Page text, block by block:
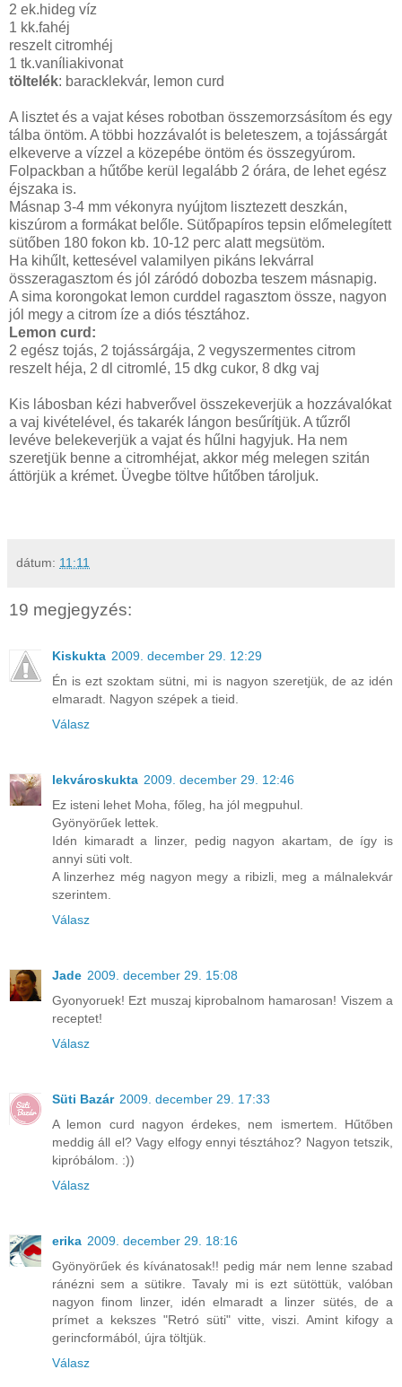
2 ek.hideg víz
1 kk.fahéj
reszelt citromhéj
1 tk.vaníliakivonat
töltelék: baracklekvár, lemon curd
A lisztet és a vajat késes robotban összemorzsásítom és egy
tálba öntöm. A többi hozzávalót is beleteszem, a tojássárgát
elkeverve a vízzel a közepébe öntöm és összegyúrom.
Folpackban a hűtőbe kerül legalább 2 órára, de lehet egész
éjszaka is.
Másnap 3-4 mm vékonyra nyújtom lisztezett deszkán,
kiszúrom a formákat belőle. Sütőpapíros tepsin előmelegített
sütőben 180 fokon kb. 10-12 perc alatt megsütöm.
Ha kihűlt, kettesével valamilyen pikáns lekvárral
összeragasztom és jól záródó dobozba teszem másnapig.
A sima korongokat lemon curddel ragasztom össze, nagyon
jól megy a citrom íze a diós tésztához.
Lemon curd:
2 egész tojás, 2 tojássárgája, 2 vegyszermentes citrom
reszelt héja, 2 dl citromlé, 15 dkg cukor, 8 dkg vaj
Kis lábosban kézi habverővel összekeverjük a hozzávalókat
a vaj kivételével, és takarék lángon besűrítjük. A tűzről
levéve belekeverjük a vajat és hűlni hagyjuk. Ha nem
szeretjük benne a citromhéjat, akkor még melegen szitán
áttörjük a krémet. Üvegbe töltve hűtőben tároljuk.
dátum: 11:11
19 megjegyzés:
Kiskukta 2009. december 29. 12:29
Én is ezt szoktam sütni, mi is nagyon szeretjük, de az idén
elmaradt. Nagyon szépek a tieid.
Válasz
lekvároskukta 2009. december 29. 12:46
Ez isteni lehet Moha, főleg, ha jól megpuhul.
Gyönyörűek lettek.
Idén kimaradt a linzer, pedig nagyon akartam, de így is
annyi süti volt.
A linzerhez még nagyon megy a ribizli, meg a málnalekvár
szerintem.
Válasz
Jade 2009. december 29. 15:08
Gyonyoruek! Ezt muszaj kiprobalnom hamarosan! Viszem a
receptet!
Válasz
Süti Bazár 2009. december 29. 17:33
A lemon curd nagyon érdekes, nem ismertem. Hűtőben
meddig áll el? Vagy elfogy ennyi tésztához? Nagyon tetszik,
kipróbálom. :))
Válasz
erika 2009. december 29. 18:16
Gyönyörűek és kívánatosak!! pedig már nem lenne szabad
ránézni sem a sütikre. Tavaly mi is ezt sütöttük, valóban
nagyon finom linzer, idén elmaradt a linzer sütés, de a
prímet a kekszes "Retró süti" vitte, viszi. Amint kifogy a
gerincformából, újra töltjük.
Válasz